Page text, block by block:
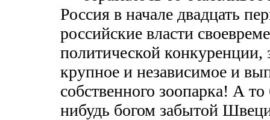
Россия в начале двадцать
российские власти
политической конкуренции,
крупное и независимое и
собственного зоопарка! А
нибудь богом забытой